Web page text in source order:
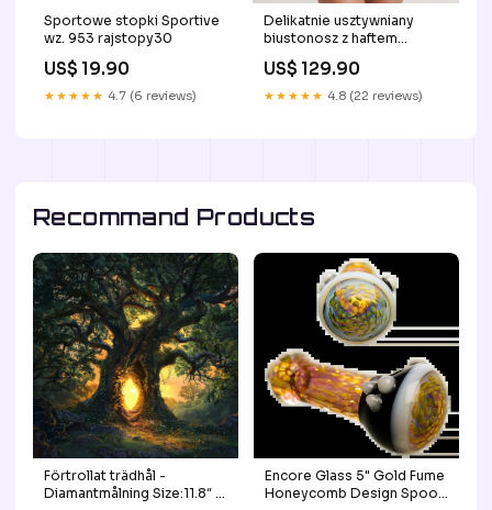
Sportowe stopki Sportive
wz. 953 rajstopy30
US$ 19.90
★★★★★ 4.7 (6 reviews)
Delikatnie usztywniany
biustonosz z haftem
US$ 129.90
★★★★★ 4.8 (22 reviews)
Recommand Products
Förtrollat trädhål -
Diamantmålning Size:11.8″ x
Encore Glass 5" Gold Fume
Honeycomb Design Spoon